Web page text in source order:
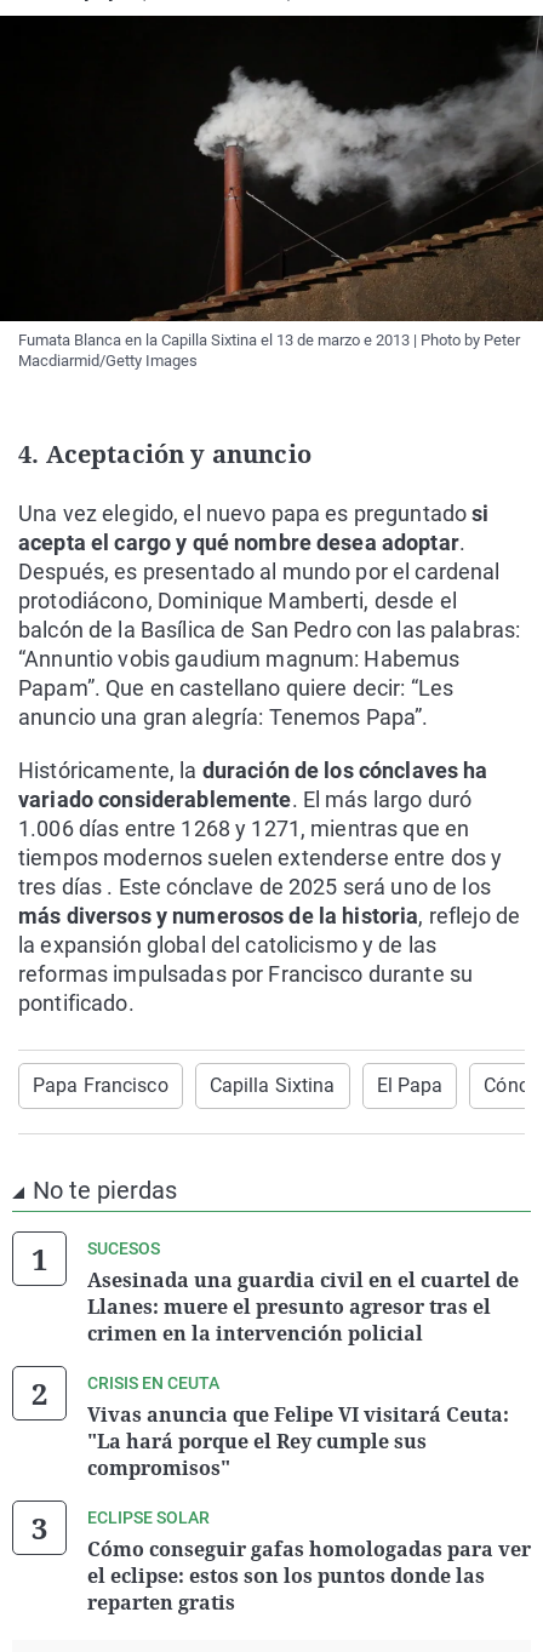
Fumata Blanca en la Capilla Sixtina el 13 de marzo e 2013 | Photo by Peter
Macdiarmid/Getty Images
4. Aceptación y anuncio
Una vez elegido, el nuevo papa es preguntadosi
acepta el cargo y qué nombre desea adoptar.
Después, es presentado al mundo por el cardenal
protodiácono, Dominique Mamberti, desde el
balcón de la Basílica de San Pedro con las palabras:
“Annuntio vobis gaudium magnum: Habemus
Papam”. Que en castellano quiere decir: “Les
anuncio una gran alegría: Tenemos Papa”.
Históricamente, la duración de los cónclaves ha
variado considerablemente. El más largo duró
1.006 días entre 1268 y 1271, mientras que en
tiempos modernos suelen extenderse entre dos y
tres días . Este cónclave de 2025 será uno de los
más diversos y numerosos de la historia, reflejo de
la expansión global del catolicismo y de las
reformas impulsadas por Francisco durante su
pontificado.
Papa Francisco Capilla Sixtina El Papa
No te pierdas
SUCESOS
Asesinada una guardia civil en el cuartel de
Llanes: muere el presunto agresor tras el
crimen en la intervención policial
CRISIS EN CEUTA
Vivas anuncia que Felipe VI visitará Ceuta:
"La hará porque el Rey cumple sus
compromisos"
ECLIPSE SOLAR
Cómo conseguir gafas homologadas para ver
el eclipse: estos son los puntos donde las
reparten gratis